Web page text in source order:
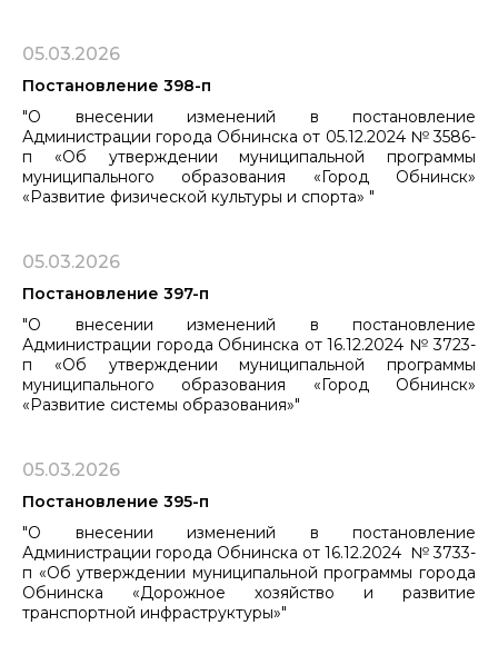
05.03.2026
Постановление 398-п
"О внесении изменений в постановление
Администрации города Обнинска от 05.12.2024 № 3586-
п «Об утверждении муниципальной программы
муниципального образования ​​​​​​​«Город Обнинск»
«Развитие физической культуры и спорта» "
05.03.2026
Постановление 397-п
"О внесении изменений в постановление
Администрации города Обнинска от 16.12.2024 № 3723-
п «Об утверждении муниципальной программы
муниципального образования «Город Обнинск»
«Развитие системы образования»"
05.03.2026
Постановление 395-п
"О внесении изменений в постановление
Администрации города Обнинска от 16.12.2024 № 3733-
п «Об утверждении муниципальной программы города
Обнинска «Дорожное хозяйство и развитие
транспортной инфраструктуры»"